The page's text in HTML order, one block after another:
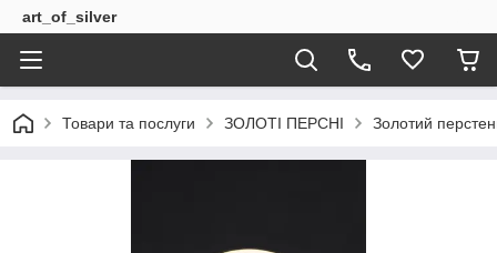
art_of_silver
Товари та послуги ЗОЛОТІ ПЕРСНІ Золотий